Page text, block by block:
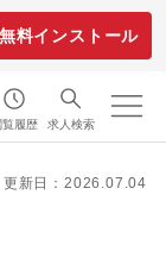
無料インストール
覧履歴 求人検索
更新日：2026.07.04